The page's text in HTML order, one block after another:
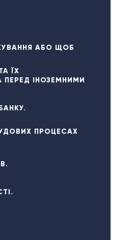
АБО ЩОБ
ЇХ
ПЕРЕД ІНОЗЕМНИМИ
ПРОЦЕСАХ